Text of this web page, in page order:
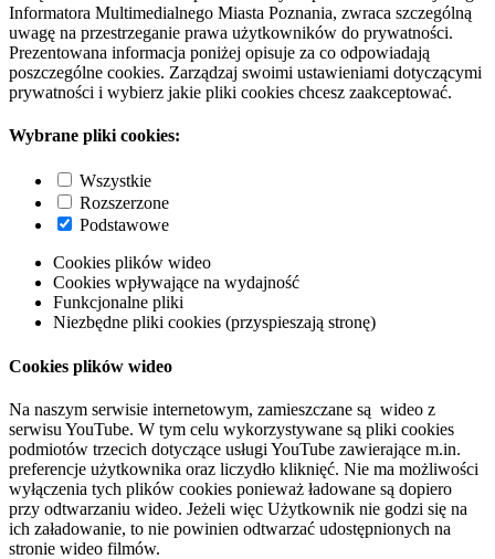
Informatora Multimedialnego Miasta Poznania, zwraca szczególną
uwagę na przestrzeganie prawa użytkowników do prywatności.
Prezentowana informacja poniżej opisuje za co odpowiadają
poszczególne cookies. Zarządzaj swoimi ustawieniami dotyczącymi
prywatności i wybierz jakie pliki cookies chcesz zaakceptować.
Wybrane pliki cookies:
Wszystkie
Rozszerzone
Podstawowe
Cookies plików wideo
Cookies wpływające na wydajność
Funkcjonalne pliki
Niezbędne pliki cookies (przyspieszają stronę)
Cookies plików wideo
Na naszym serwisie internetowym, zamieszczane są wideo z
serwisu YouTube. W tym celu wykorzystywane są pliki cookies
podmiotów trzecich dotyczące usługi YouTube zawierające m.in.
preferencje użytkownika oraz liczydło kliknięć. Nie ma możliwości
wyłączenia tych plików cookies ponieważ ładowane są dopiero
przy odtwarzaniu wideo. Jeżeli więc Użytkownik nie godzi się na
ich załadowanie, to nie powinien odtwarzać udostępnionych na
stronie wideo filmów.